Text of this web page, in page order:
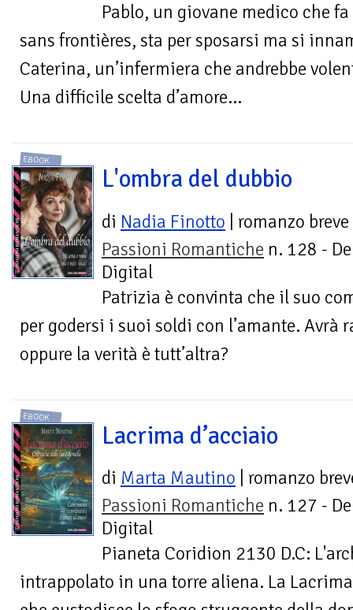
Pablo, un giovane medico che
sans frontières, sta per sposarsi ma si
Caterina, un’infermiera che andrebbe
Una difficile scelta d’amore...
EBOOK
L'ombra del dubbio
di Nadia Finotto | romanzo breve
Passioni Romantiche n. 128 -
Digital
Patrizia è convinta che il suo
per godersi i suoi soldi con l’amante. Avrà
oppure la verità è tutt’altra?
EBOOK
Lacrima d’acciaio
di Marta Mautino | romanzo
Passioni Romantiche n. 127 -
Digital
Pianeta Coridion 2130 D.C:
intrappolato in una torre aliena. La